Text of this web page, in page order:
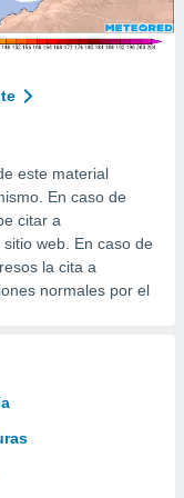
este material
En caso de
citar a
web. En caso de
la cita a
normales por el